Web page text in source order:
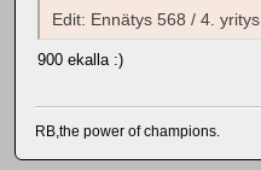
Edit: Ennätys 568 / 4. yritys
900 ekalla :)
RB,the power of champions.